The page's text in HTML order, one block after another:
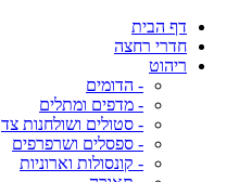
דף הבית
חדרי רחצה
ריהוט
- הדומים
- מדפים ומתלים
- סטולים ושולחנות צד
- ספסלים ושרפרפים
- קונסולות וארוניות